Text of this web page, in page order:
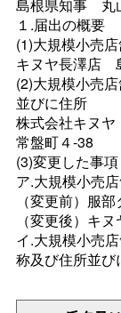
島根県知事 丸
１.届出の概要
(1)大規模小売
キヌヤ長澤店
(2)大規模小売
並びに住所
株式会社キヌヤ
常盤町４‐38
(3)変更した事項
ア.大規模小売
（変更前）服
（変更後）キ
イ.大規模小売
称及び住所並び